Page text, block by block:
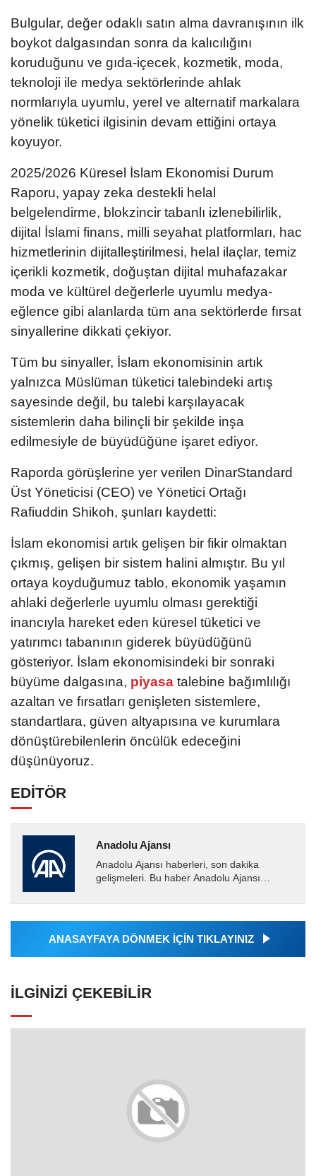
Bulgular, değer odaklı satın alma davranışının ilk
boykot dalgasından sonra da kalıcılığını
koruduğunu ve gıda-içecek, kozmetik, moda,
teknoloji ile medya sektörlerinde ahlak
normlarıyla uyumlu, yerel ve alternatif markalara
yönelik tüketici ilgisinin devam ettiğini ortaya
koyuyor.
2025/2026 Küresel İslam Ekonomisi Durum
Raporu, yapay zeka destekli helal
belgelendirme, blokzincir tabanlı izlenebilirlik,
dijital İslami finans, milli seyahat platformları, hac
hizmetlerinin dijitalleştirilmesi, helal ilaçlar, temiz
içerikli kozmetik, doğuştan dijital muhafazakar
moda ve kültürel değerlerle uyumlu medya-
eğlence gibi alanlarda tüm ana sektörlerde fırsat
sinyallerine dikkati çekiyor.
Tüm bu sinyaller, İslam ekonomisinin artık
yalnızca Müslüman tüketici talebindeki artış
sayesinde değil, bu talebi karşılayacak
sistemlerin daha bilinçli bir şekilde inşa
edilmesiyle de büyüdüğüne işaret ediyor.
Raporda görüşlerine yer verilen DinarStandard
Üst Yöneticisi (CEO) ve Yönetici Ortağı
Rafiuddin Shikoh, şunları kaydetti:
İslam ekonomisi artık gelişen bir fikir olmaktan
çıkmış, gelişen bir sistem halini almıştır. Bu yıl
ortaya koyduğumuz tablo, ekonomik yaşamın
ahlaki değerlerle uyumlu olması gerektiği
inancıyla hareket eden küresel tüketici ve
yatırımcı tabanının giderek büyüdüğünü
gösteriyor. İslam ekonomisindeki bir sonraki
büyüme dalgasına, piyasa talebine bağımlılığı
azaltan ve fırsatları genişleten sistemlere,
standartlara, güven altyapısına ve kurumlara
dönüştürebilenlerin öncülük edeceğini
düşünüyoruz.
EDİTÖR
Anadolu Ajansı
Anadolu Ajansı haberleri, son dakika
gelişmeleri. Bu haber Anadolu Ajansı
tarafından geçilen tüm...
ANASAYFAYA DÖNMEK İÇİN TIKLAYINIZ
İLGINIZI ÇEKEBILIR